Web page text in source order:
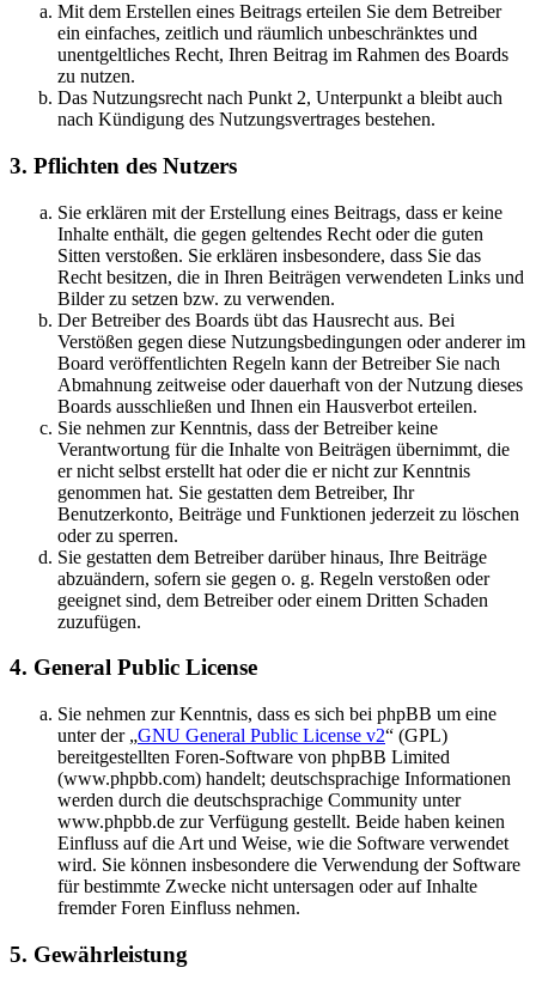
Mit dem Erstellen eines Beitrags erteilen Sie dem Betreiber
ein einfaches, zeitlich und räumlich unbeschränktes und
unentgeltliches Recht, Ihren Beitrag im Rahmen des Boards
zu nutzen.
Das Nutzungsrecht nach Punkt 2, Unterpunkt a bleibt auch
nach Kündigung des Nutzungsvertrages bestehen.
3. Pflichten des Nutzers
Sie erklären mit der Erstellung eines Beitrags, dass er keine
Inhalte enthält, die gegen geltendes Recht oder die guten
Sitten verstoßen. Sie erklären insbesondere, dass Sie das
Recht besitzen, die in Ihren Beiträgen verwendeten Links und
Bilder zu setzen bzw. zu verwenden.
Der Betreiber des Boards übt das Hausrecht aus. Bei
Verstößen gegen diese Nutzungsbedingungen oder anderer im
Board veröffentlichten Regeln kann der Betreiber Sie nach
Abmahnung zeitweise oder dauerhaft von der Nutzung dieses
Boards ausschließen und Ihnen ein Hausverbot erteilen.
Sie nehmen zur Kenntnis, dass der Betreiber keine
Verantwortung für die Inhalte von Beiträgen übernimmt, die
er nicht selbst erstellt hat oder die er nicht zur Kenntnis
genommen hat. Sie gestatten dem Betreiber, Ihr
Benutzerkonto, Beiträge und Funktionen jederzeit zu löschen
oder zu sperren.
Sie gestatten dem Betreiber darüber hinaus, Ihre Beiträge
abzuändern, sofern sie gegen o. g. Regeln verstoßen oder
geeignet sind, dem Betreiber oder einem Dritten Schaden
zuzufügen.
4. General Public License
Sie nehmen zur Kenntnis, dass es sich bei phpBB um eine
unter der „GNU General Public License v2“ (GPL)
bereitgestellten Foren-Software von phpBB Limited
(www.phpbb.com) handelt; deutschsprachige Informationen
werden durch die deutschsprachige Community unter
www.phpbb.de zur Verfügung gestellt. Beide haben keinen
Einfluss auf die Art und Weise, wie die Software verwendet
wird. Sie können insbesondere die Verwendung der Software
für bestimmte Zwecke nicht untersagen oder auf Inhalte
fremder Foren Einfluss nehmen.
5. Gewährleistung